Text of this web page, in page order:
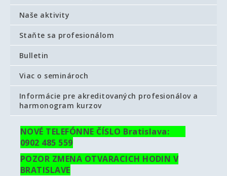
Naše aktivity
Staňte sa profesionálom
Bulletin
Viac o seminároch
Informácie pre akreditovaných profesionálov a
harmonogram kurzov
NOVÉ TELEFÓNNE ČÍSLO Bratislava:
0902 485 559
POZOR ZMENA OTVARACICH HODIN V
BRATISLAVE